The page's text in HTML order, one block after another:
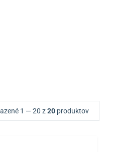
1 — 20 z20 produktov